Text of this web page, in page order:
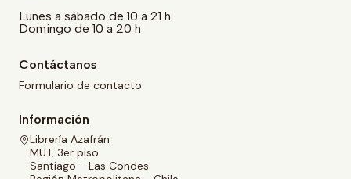
Lunes a sábado de 10 a 21 h
Domingo de 10 a 20 h
Contáctanos
Formulario de contacto
Información
Librería Azafrán
MUT, 3er piso
Santiago - Las Condes